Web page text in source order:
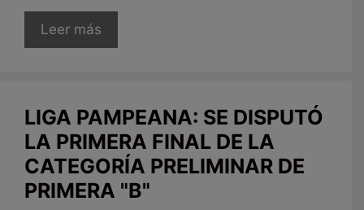
Leer más
LIGA PAMPEANA: SE DISPUTÓ
LA PRIMERA FINAL DE LA
CATEGORÍA PRELIMINAR DE
PRIMERA "B"